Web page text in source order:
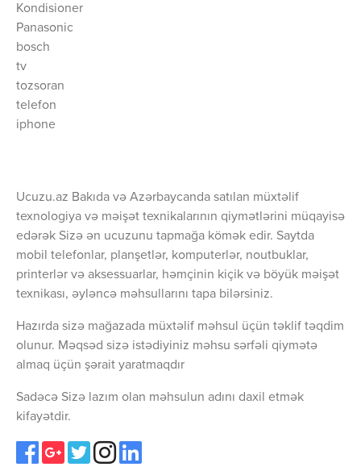
Kondisioner
Panasonic
bosch
tv
tozsoran
telefon
iphone
Ucuzu.az Bakıda və Azərbaycanda satılan müxtəlif
texnologiya və məişət texnikalarının qiymətlərini müqayisə
edərək Sizə ən ucuzunu tapmağa kömək edir. Saytda
mobil telefonlar, planşetlər, komputerlər, noutbuklar,
printerlər və aksessuarlar, həmçinin kiçik və böyük məişət
texnikası, əyləncə məhsullarını tapa bilərsiniz.
Hazırda sizə mağazada müxtəlif məhsul üçün təklif təqdim
olunur. Məqsəd sizə istədiyiniz məhsu sərfəli qiymətə
almaq üçün şərait yaratmaqdır
Sadəcə Sizə lazım olan məhsulun adını daxil etmək
kifayətdir.